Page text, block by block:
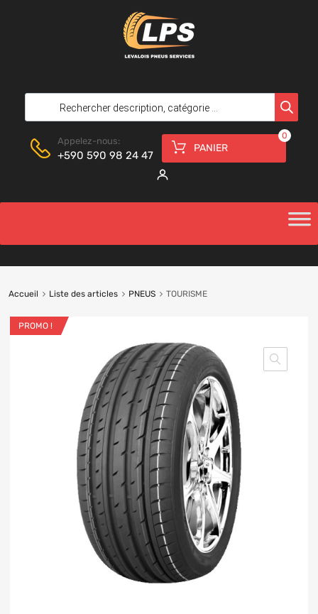
Appelez-nous:
+590 590 98 24 47
PANIER
0
Accueil Liste des articles PNEUS TOURISME
PROMO !